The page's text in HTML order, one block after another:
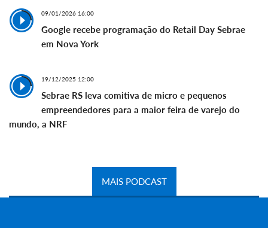
09/01/2026 16:00
Google recebe programação do Retail Day Sebrae
em Nova York
19/12/2025 12:00
Sebrae RS leva comitiva de micro e pequenos
empreendedores para a maior feira de varejo do
mundo, a NRF
MAIS PODCAST